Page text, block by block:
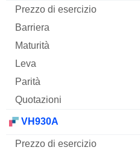
VH930A